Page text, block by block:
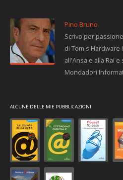
Pino Bruno
Scrivo per
di Tom's Hardware
all'Ansa e alla Rai
Mondadori
ALCUNE DELLE MIE PUBBLICAZIONI